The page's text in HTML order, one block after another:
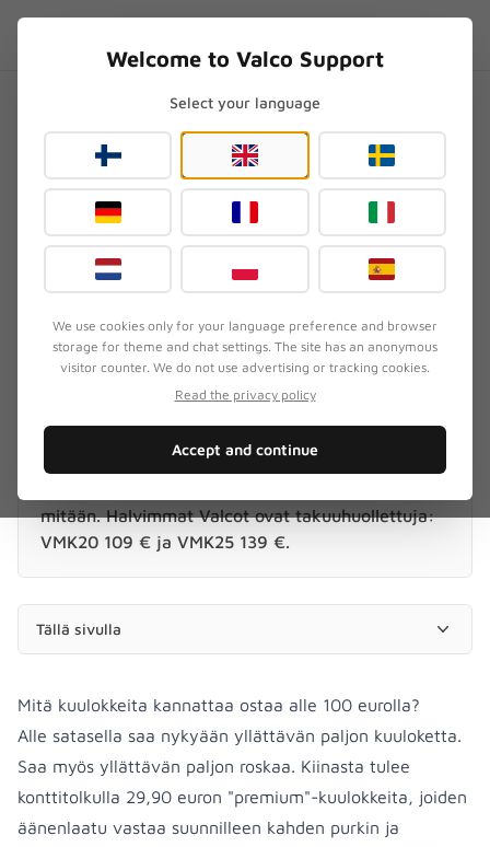
Mitä kuulokkeita kannattaa
ostaa alle 100 eurolla?
3. elokuuta 2026
OIRE
Asiakas haluaa kuulokkeet, mutta budjetti on
rajallinen – alle satanen.
mitään. Halvimmat Valcot ovat takuuhuollettuja:
VMK20 109 € ja VMK25 139 €.
Tällä sivulla
Mitä kuulokkeita kannattaa ostaa alle 100 eurolla?
Alle satasella saa nykyään yllättävän paljon kuuloketta.
Saa myös yllättävän paljon roskaa. Kiinasta tulee
konttitolkulla 29,90 euron "premium"-kuulokkeita, joiden
äänenlaatu vastaa suunnilleen kahden purkin ja
Welcome to Valco Support
Select your language
We use cookies only for your language preference and browser
storage for theme and chat settings. The site has an anonymous
visitor counter. We do not use advertising or tracking cookies.
Read the privacy policy
Accept and continue